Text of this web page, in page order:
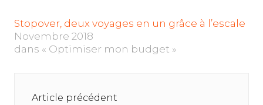
Stopover, deux voyages en un grâce à l’escale
Novembre 2018
dans « Optimiser mon budget »
l’articleArticle précédent